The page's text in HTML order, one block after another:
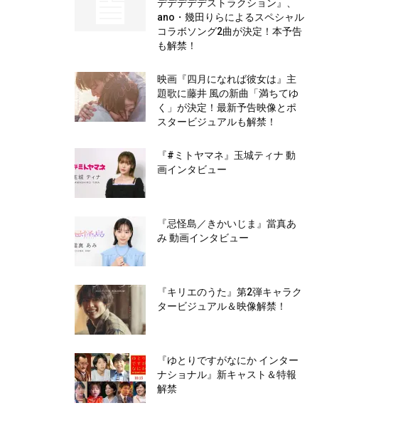
デデデデデストラクション』、
ano・幾田りらによるスペシャル
コラボソング2曲が決定！本予告
も解禁！
映画『四月になれば彼女は』主
題歌に藤井 風の新曲「満ちてゆ
く」が決定！最新予告映像とポ
スタービジュアルも解禁！
『#ミトヤマネ』玉城ティナ 動
画インタビュー
『忌怪島／きかいじま』當真あ
み 動画インタビュー
『キリエのうた』第2弾キャラク
タービジュアル＆映像解禁！
『ゆとりですがなにか インター
ナショナル』新キャスト＆特報
解禁